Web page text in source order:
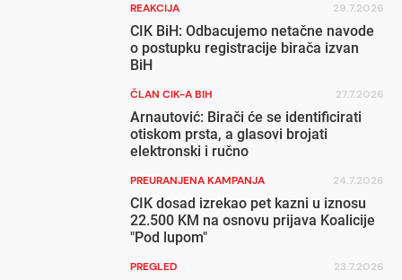
REAKCIJA 29.7.2026
CIK BiH: Odbacujemo netačne navode
o postupku registracije birača izvan
BiH
ČLAN CIK-A BIH 27.7.2026
Arnautović: Birači će se identificirati
otiskom prsta, a glasovi brojati
elektronski i ručno
PREURANJENA KAMPANJA 24.7.2026
CIK dosad izrekao pet kazni u iznosu
22.500 KM na osnovu prijava Koalicije
"Pod lupom"
PREGLED 23.7.2026